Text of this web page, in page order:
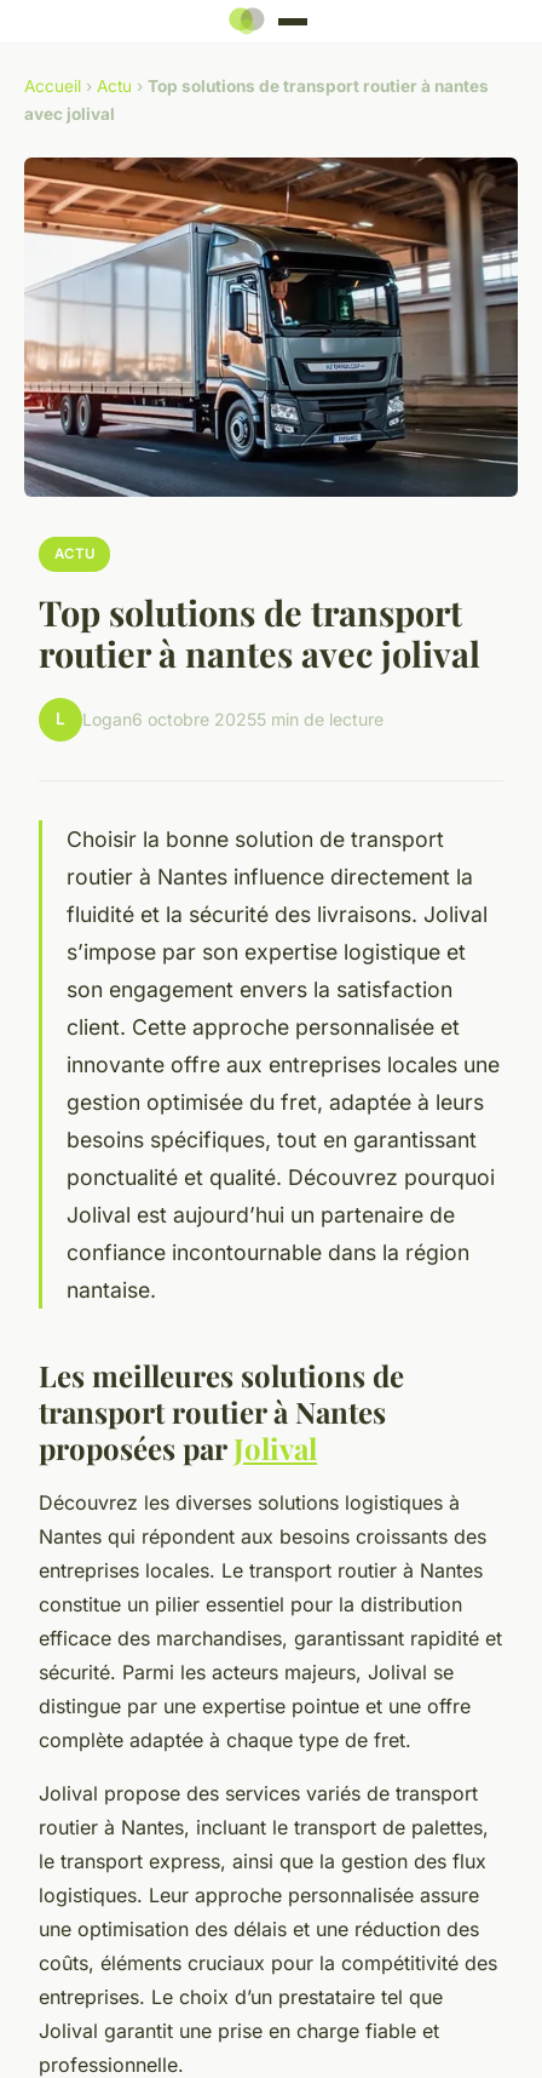
Accueil › Actu › Top solutions de transport routier à nantes
avec jolival
ACTU
Top solutions de transport
routier à nantes avec jolival
L Logan6 octobre 20255 min de lecture
Choisir la bonne solution de transport
routier à Nantes influence directement la
fluidité et la sécurité des livraisons. Jolival
s’impose par son expertise logistique et
son engagement envers la satisfaction
client. Cette approche personnalisée et
innovante offre aux entreprises locales une
gestion optimisée du fret, adaptée à leurs
besoins spécifiques, tout en garantissant
ponctualité et qualité. Découvrez pourquoi
Jolival est aujourd’hui un partenaire de
confiance incontournable dans la région
nantaise.
Les meilleures solutions de
transport routier à Nantes
proposées parJolival
Découvrez les diverses solutions logistiques à
Nantes qui répondent aux besoins croissants des
entreprises locales. Le transport routier à Nantes
constitue un pilier essentiel pour la distribution
efficace des marchandises, garantissant rapidité et
sécurité. Parmi les acteurs majeurs, Jolival se
distingue par une expertise pointue et une offre
complète adaptée à chaque type de fret.
Jolival propose des services variés de transport
routier à Nantes, incluant le transport de palettes,
le transport express, ainsi que la gestion des flux
logistiques. Leur approche personnalisée assure
une optimisation des délais et une réduction des
coûts, éléments cruciaux pour la compétitivité des
entreprises. Le choix d’un prestataire tel que
Jolival garantit une prise en charge fiable et
professionnelle.